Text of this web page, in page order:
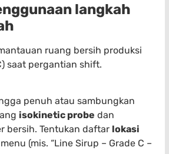
langkah
ruang bersih produksi
saat pergantian shift.
penuh atau sambungkan
isokinetic probe dan
bersih. Tentukan daftar lokasi
(mis. “Line Sirup – Grade C –